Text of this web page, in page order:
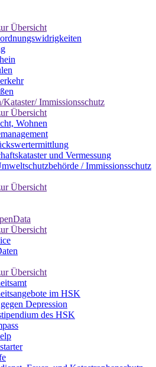
Übersicht
Kataster/ Immissionsschutz
Übersicht
Wohnen
und Vermessung
/ Immissionsschutz
Übersicht
Übersicht
Übersicht
im HSK
Depression
des HSK